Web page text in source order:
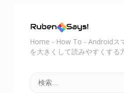
Home - How To - Androidス
を大きくして読みやすくする